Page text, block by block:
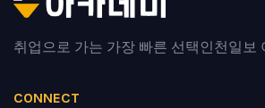
취업으로 가는 가장 빠른 선택 인천일보
CONNECT